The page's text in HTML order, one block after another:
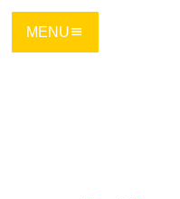
Ga
direct
naar